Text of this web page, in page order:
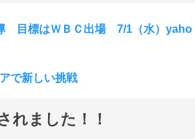
目標はＷＢＣ出場 7/1（水）yaho
で新しい挑戦
れました！！